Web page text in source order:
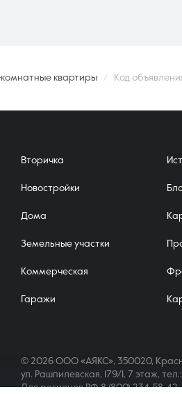
квартиры Код
Вторичка
Новостройки
Дома
Земельные участки
Коммерческая
Гаражи
© 2026 ООО «АЯКС», 350020,
ул. Рашпилевская, 179/1, 7 этаж,
Для регионов РФ8 (800) 234-58-42